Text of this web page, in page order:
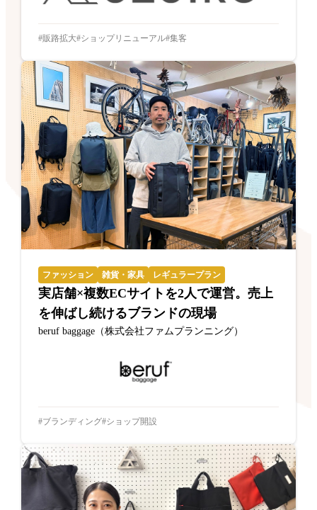
販路拡大 ショップリニューアル 集客
ファッション 雑貨・家具 レギュラープラン
実店舗×複数ECサイトを2人で運営。売上
を伸ばし続けるブランドの現場
beruf baggage（株式会社ファムプランニング）
ブランディング ショップ開設